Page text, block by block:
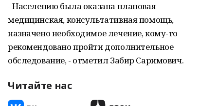
- Населению была оказана плановая
медицинская, консультативная помощь,
назначено необходимое лечение, кому-то
рекомендовано пройти дополнительное
обследование, - отметил Забир Саримович.
Читайте нас